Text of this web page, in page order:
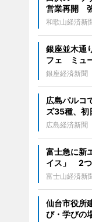
営業再開
和歌山経済新
銀座並木通
フェ ミュ
銀座経済新聞
広島パルコ
ズ35種、
広島経済新聞
富士急に新
イス」 2つ
富士山経済新
仙台市役所
び・学びの